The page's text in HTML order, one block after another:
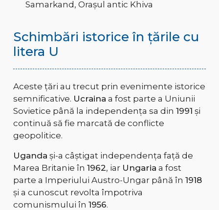
Samarkand, Orașul antic Khiva
Schimbări istorice în țările cu
litera U
Aceste țări au trecut prin evenimente istorice
semnificative. Ucraina a fost parte a Uniunii
Sovietice până la independența sa din 1991 și
continuă să fie marcată de conflicte
geopolitice.
Uganda și-a câștigat independența față de
Marea Britanie în 1962, iar Ungaria a fost
parte a Imperiului Austro-Ungar până în 1918
și a cunoscut revolta împotriva
comunismului în 1956.